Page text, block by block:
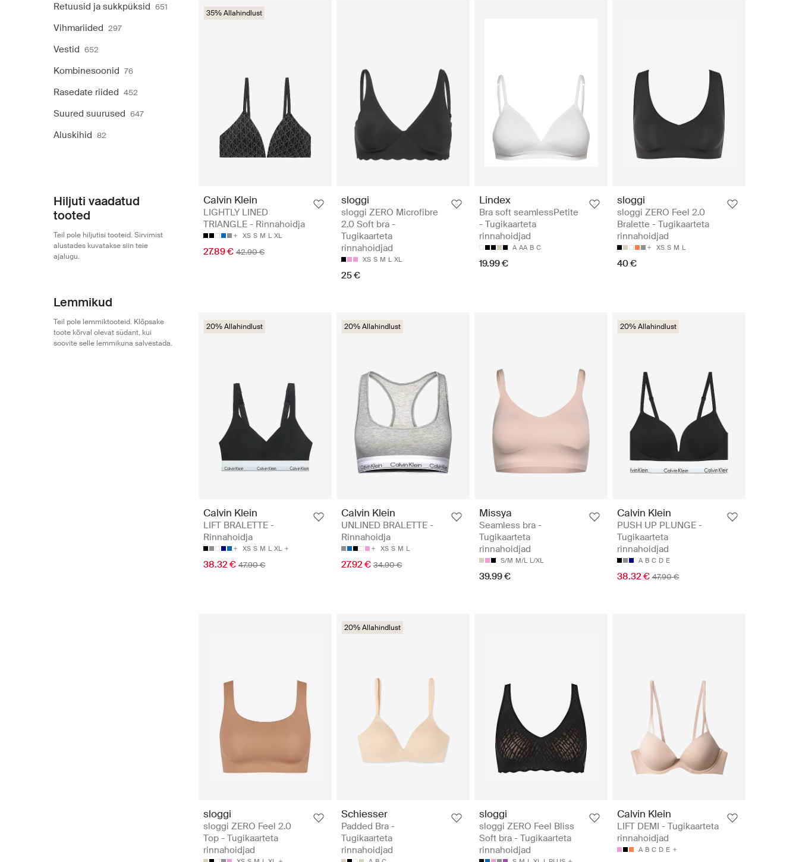
Retuusid ja sukkpüksid 651
Vihmariided 297
Vestid 652
Kombinesoonid 76
Rasedate riided 452
Suured suurused 647
Aluskihid 82
Hiljuti vaadatud
tooted
Teil pole hiljutisi tooteid. Sirvimist
alustades kuvatakse siin teie
ajalugu.
Lemmikud
Teil pole lemmiktooteid. Klõpsake
toote kõrval olevat südant, kui
soovite selle lemmikuna salvestada.
35% Allahindlust
Calvin Klein
LIGHTLY LINED
TRIANGLE - Rinnahoidja
XS S M L XL
27.89 € 42.90 €
sloggi
sloggi ZERO Microfibre
2.0 Soft bra -
Tugikaarteta
rinnahoidjad
XS S M L XL
25 €
Lindex
Bra soft seamlessPetite
- Tugikaarteta
rinnahoidjad
A AA B C
19.99 €
sloggi
sloggi ZERO Feel 2.0
Bralette - Tugikaarteta
rinnahoidjad
XS S M L
40 €
20% Allahindlust
Calvin Klein
LIFT BRALETTE -
Rinnahoidja
XS S M L XL
38.32 € 47.90 €
20% Allahindlust
Calvin Klein
UNLINED BRALETTE -
Rinnahoidja
XS S M L
27.92 € 34.90 €
Missya
Seamless bra -
Tugikaarteta
rinnahoidjad
S/M M/L L/XL
39.99 €
20% Allahindlust
Calvin Klein
PUSH UP PLUNGE -
Tugikaarteta
rinnahoidjad
A B C D E
38.32 € 47.90 €
sloggi
sloggi ZERO Feel 2.0
Top - Tugikaarteta
rinnahoidjad
20% Allahindlust
Schiesser
Padded Bra -
Tugikaarteta
rinnahoidjad
sloggi
sloggi ZERO Feel Bliss
Soft bra - Tugikaarteta
rinnahoidjad
Calvin Klein
LIFT DEMI - Tugikaarteta
rinnahoidjad
A B C D E